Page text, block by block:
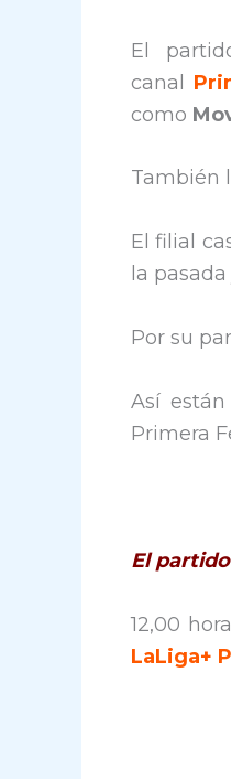
El
canal
como
También
El filial
la
Por su
Así están
Primera
El
12,00
LaLiga+